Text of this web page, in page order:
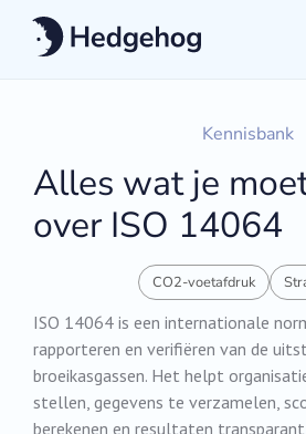
Kennisbank
Alles wat je
over ISO 14064
CO2-voetafdruk
ISO 14064 is een internationale
rapporteren en verifiëren van de
broeikasgassen. Het helpt
stellen, gegevens te verzamelen,
berekenen en resultaten